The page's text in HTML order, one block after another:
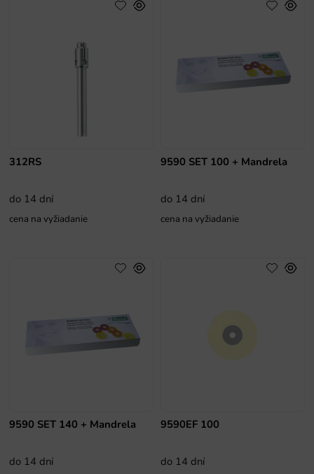
312RS
do 14 dní
cena na vyžiadanie
9590 SET 100 + Mandrela
do 14 dní
cena na vyžiadanie
9590 SET 140 + Mandrela
do 14 dní
9590EF 100
do 14 dní